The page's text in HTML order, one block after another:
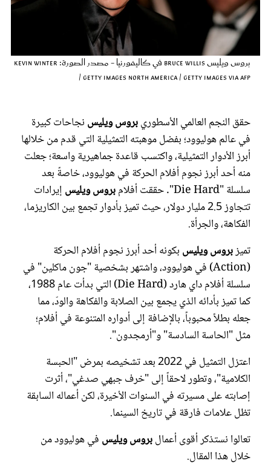
بروس ويليس Bruce Willis في كاليفورنيا - مصدر الصورة: Kevin Winter
/ Getty Images North America / Getty Images via AFP
حقق النجم العالمي الأسطوريبروس ويليس نجاحات كبيرة
في عالم هوليوود؛ بفضل موهبته التمثيلية التي قدم من خلالها
أبرز الأدوار التمثيلية، واكتسب قاعدة جماهيرية واسعة؛ جعلت
منه أحد أبرز نجوم أفلام الحركة في هوليوود، خاصةً بعد
سلسلة "Die Hard". حققت أفلام
بروس ويليس إيرادات
تتجاوز 2.5 مليار دولار، حيث تميز بأدوار تجمع بين الكاريزما،
الفكاهة، والجرأة.
تميزبروس ويليس بكونه أحد أبرز نجوم أفلام الحركة
(Action) في هوليوود، واشتهر بشخصية "جون ماكلين" في
سلسلة أفلام داي هارد (Die Hard) التي بدأت عام 1988،
كما تميز بأدائه الذي يجمع بين الصلابة والفكاهة والودّ، مما
جعله بطلاً محبوباً، بالإضافة إلى أدواره المتنوعة في أفلام؛
مثل "الحاسة السادسة" و"أرمجدون".
اعتزل التمثيل في 2022 بعد تشخيصه بمرض "الحبسة
الكلامية"، وتطور لاحقاً إلى "خرف جبهي صدغي"، أثرت
إصابته على مسيرته في السنوات الأخيرة، لكن أعماله السابقة
تظل علامات فارقة في تاريخ السينما.
تعالوا نستذكر أقوى أعمالبروس ويليس في هوليوود من
خلال هذا المقال.
عروس سيدتي
مجلة سيدتي
غلاف رفمي